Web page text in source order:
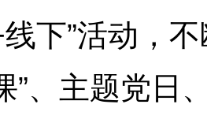
线下”活动，
”、主题党日